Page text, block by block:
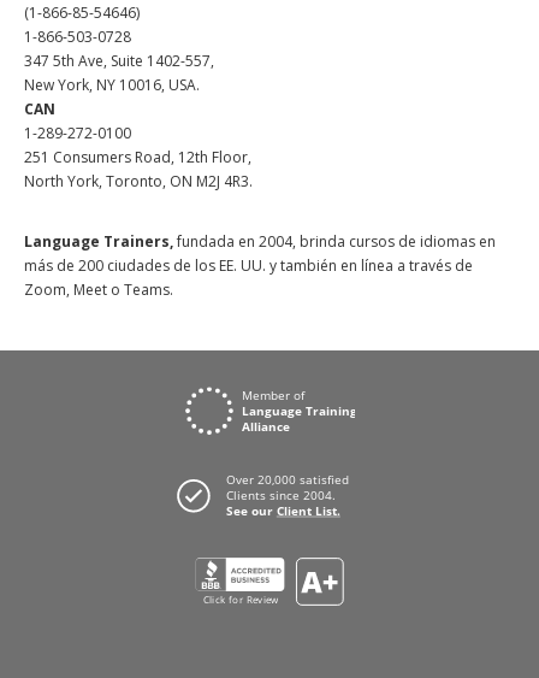
(1-866-85-54646)
1-866-503-0728
347 5th Ave, Suite 1402-557,
New York, NY 10016, USA.
CAN
1-289-272-0100
251 Consumers Road, 12th Floor,
North York, Toronto, ON M2J 4R3.
Language Trainers,fundada en 2004, brinda cursos de idiomas en
más de 200 ciudades de los EE. UU. y también en línea a través de
Zoom, Meet o Teams.